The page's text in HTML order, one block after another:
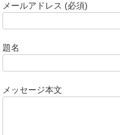
メールアドレス (必須)
題名
メッセージ本文